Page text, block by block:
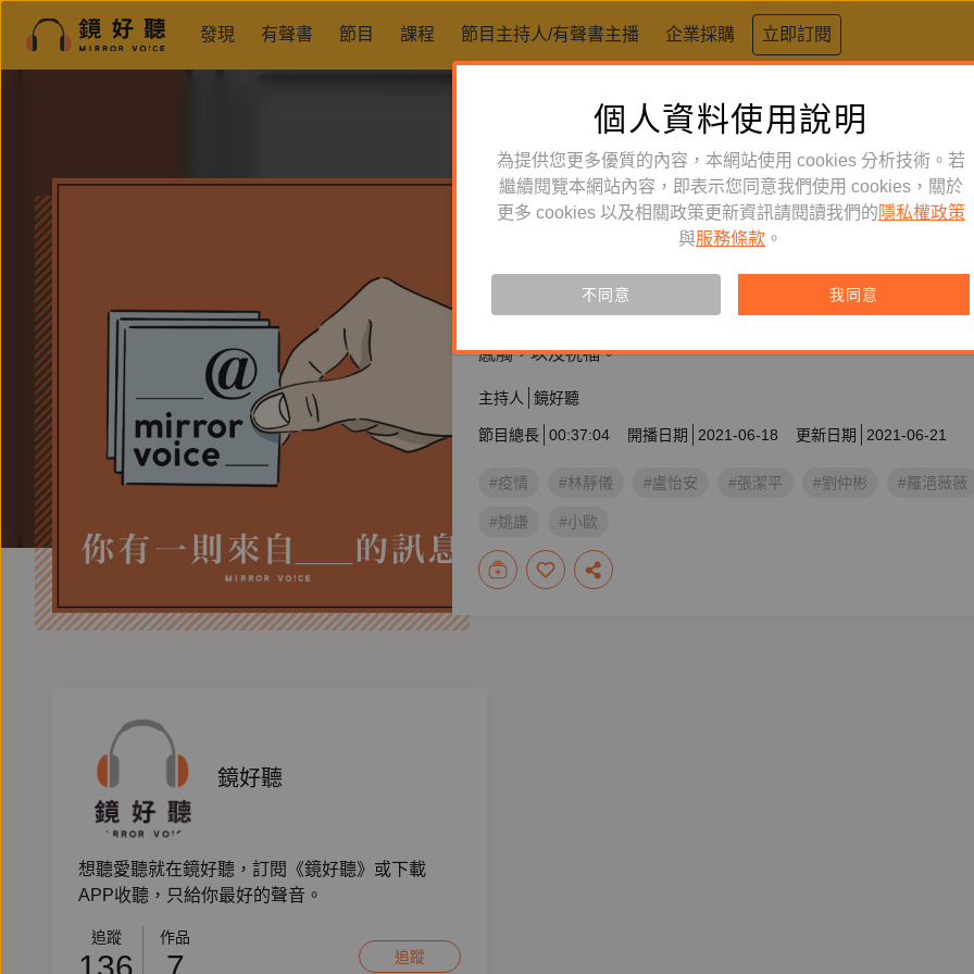
發現 有聲書 節目 課程 節目主持人/有聲書主播 企業採購 立即訂閱
節目 身心靈
你有一則來自___的訊息【疫情
感觸，以及祝福。
主持人 鏡好聽
節目總長 00:37:04 開播日期 2021-06-18 更新日期 2021-06-21
#疫情 #林靜儀 #盧怡安 #張潔平 #劉仲彬 #羅浥薇薇
#姚謙 #小歐
鏡好聽
想聽愛聽就在鏡好聽，訂閱《鏡好聽》或下載
APP收聽，只給你最好的聲音。
追蹤 作品
追蹤
個人資料使用說明
為提供您更多優質的內容，本網站使用 cookies 分析技術。若
繼續閱覽本網站內容，即表示您同意我們使用 cookies，關於
更多 cookies 以及相關政策更新資訊請閱讀我們的 隱私權政策
與服務條款 。
不同意 我同意